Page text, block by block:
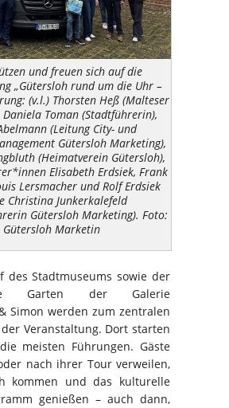
und freuen sich auf die
„Gütersloh rund um die Uhr –
(v.l.) Thorsten Heß (Malteser
Daniela Toman (Stadtführerin),
(Leitung City- und
Gütersloh Marketing),
(Heimatverein Gütersloh),
Elisabeth Erdsiek, Frank
Lersmacher und Rolf Erdsiek
Christina Junkerkalefeld
Gütersloh Marketing). Foto:
Gütersloh Marketin
des Stadtmuseums sowie der
Garten der Galerie
Simon werden zum zentralen
Veranstaltung. Dort starten
meisten Führungen. Gäste
nach ihrer Tour verweilen,
kommen und das kulturelle
genießen – auch dann,